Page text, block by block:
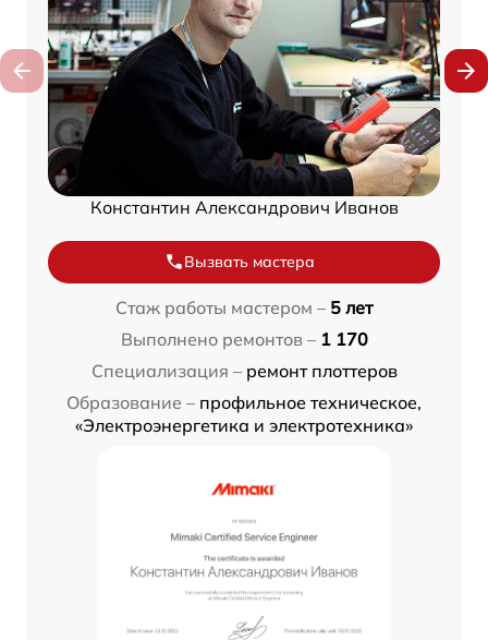
Константин Александрович Иванов
Вызвать мастера
Стаж работы мастером – 5 лет
Выполнено ремонтов – 1 170
Специализация – ремонт плоттеров
Образование – профильное техническое,
«Электроэнергетика и электротехника»